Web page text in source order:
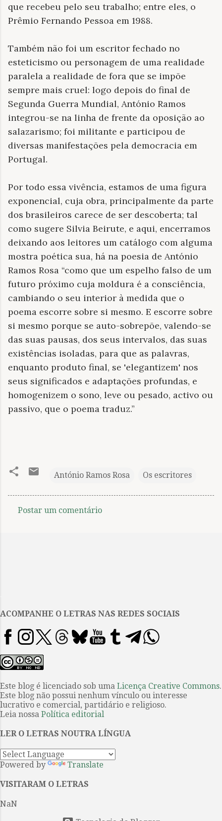
que recebeu pelo seu trabalho; entre eles, o
Prêmio Fernando Pessoa em 1988.
Também não foi um escritor fechado no
esteticismo ou personagem de uma realidade
paralela a realidade de fora que se impõe
sempre mais cruel: logo depois do final de
Segunda Guerra Mundial, António Ramos
integrou-se na linha de frente da oposição ao
salazarismo; foi militante e participou de
diversas manifestações pela democracia em
Portugal.
Por todo essa vivência, estamos de uma figura
exponencial, cuja obra, principalmente da parte
dos brasileiros carece de ser descoberta; tal
como sugere Silvia Beirute, e aqui, encerramos
deixando aos leitores um catálogo com alguma
mostra poética sua, há na poesia de António
Ramos Rosa “como que um espelho falso de um
futuro próximo cuja moldura é a consciência,
cambiando o seu interior à medida que o
poema escorre sobre si mesmo. E escorre sobre
si mesmo porque se auto-sobrepõe, valendo-se
das suas pausas, dos seus intervalos, das suas
existências isoladas, para que as palavras,
enquanto produto final, se 'elegantizem' nos
seus significados e adaptações profundas, e
homogenizem o sono, leve ou pesado, activo ou
passivo, que o poema traduz.”
António Ramos Rosa Os escritores
r
i
o
s
Postar um comentário
ACOMPANHE O LETRAS NAS REDES SOCIAIS
Este blog é licenciado sob uma Licença Creative Commons.
Este blog não possui nenhum vínculo ou interesse
lucrativo e comercial, partidário e religioso.
Leia nossa Política editorial
LER O LETRAS NOUTRA LÍNGUA
Powered by Translate
VISITARAM O LETRAS
NaN